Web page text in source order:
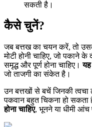
सकती है।
कैसे चुनें?
जब बत्तख का चयन करें, तो
मोटी होनी चाहिए, जो पकाने
समृद्ध और पूर्ण होना चाहिए।यह
जो ताजगी का संकेत है।
उन बत्तखों से बचें जिनकी त्वचा
पकवान बहुत चिकना हो सकता
होना चाहिए, भूनने या धीमी आंच